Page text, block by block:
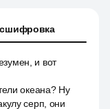
и вот
океана? Ну
серп, они